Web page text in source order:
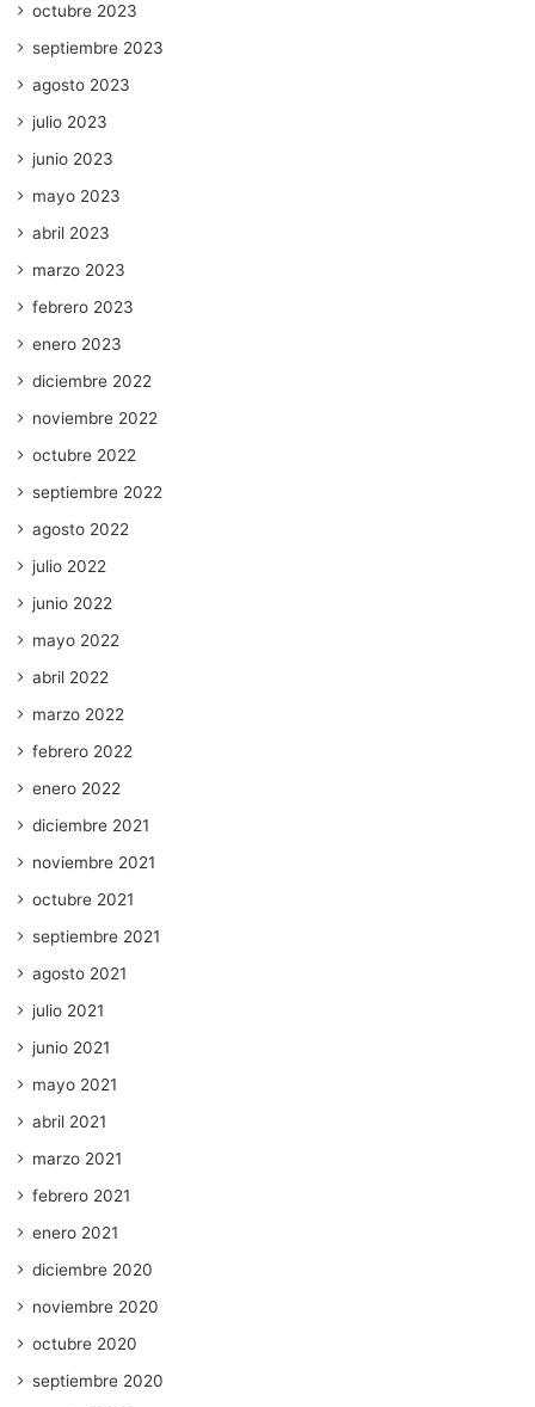
octubre 2023
septiembre 2023
agosto 2023
julio 2023
junio 2023
mayo 2023
abril 2023
marzo 2023
febrero 2023
enero 2023
diciembre 2022
noviembre 2022
octubre 2022
septiembre 2022
agosto 2022
julio 2022
junio 2022
mayo 2022
abril 2022
marzo 2022
febrero 2022
enero 2022
diciembre 2021
noviembre 2021
octubre 2021
septiembre 2021
agosto 2021
julio 2021
junio 2021
mayo 2021
abril 2021
marzo 2021
febrero 2021
enero 2021
diciembre 2020
noviembre 2020
octubre 2020
septiembre 2020